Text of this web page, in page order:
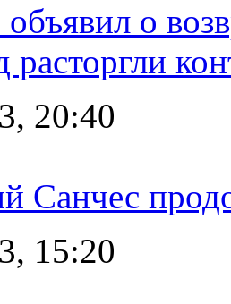
о
расторгли
20:40
Санчес
15:20